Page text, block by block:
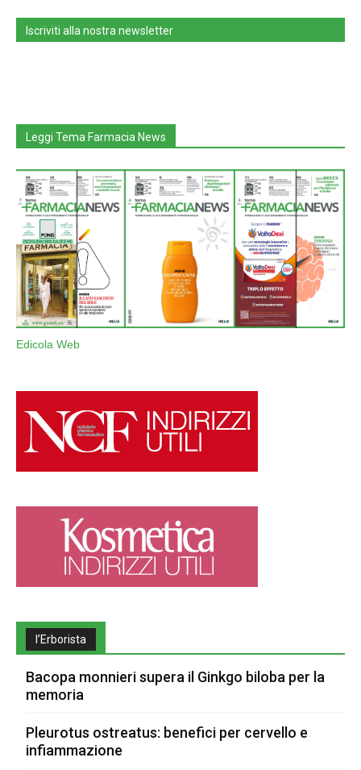
Iscriviti alla nostra newsletter
Leggi Tema Farmacia News
Edicola Web
l’Erborista
Bacopa monnieri supera il Ginkgo biloba per la
memoria
Pleurotus ostreatus: benefici per cervello e
infiammazione